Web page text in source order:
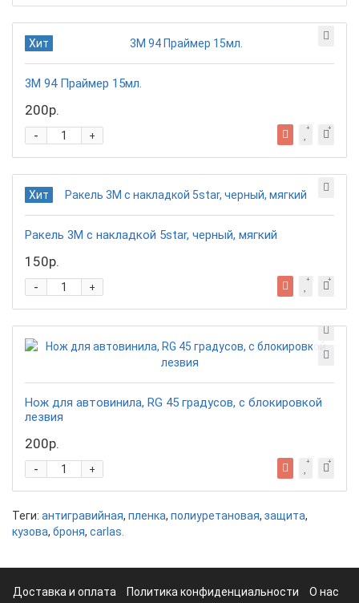
Хит
3М 94 Праймер 15мл.
200р.
+
-
Хит
Ракель 3М с накладкой 5star, черный, мягкий
150р.
+
-
Нож для автовинила, RG 45 градусов, с блокировкой
лезвия
200р.
+
-
Теги: антигравийная, пленка, полиуретановая, защита,
кузова, броня, carlas.
Доставка и оплата Политика конфиденциальности
О нас